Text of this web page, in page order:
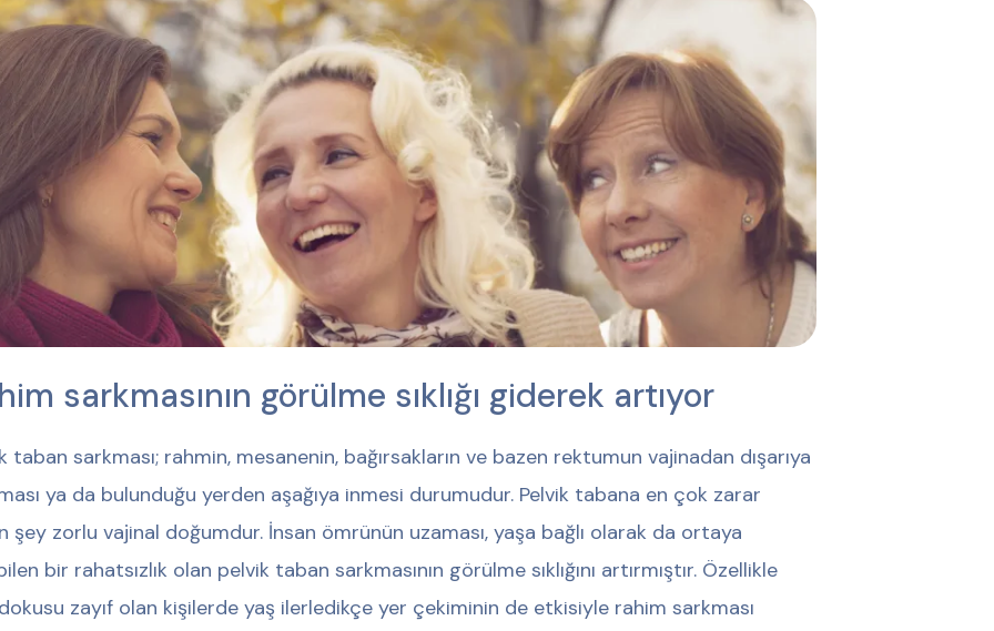
sarkmasının görülme sıklığı giderek artıyor
taban sarkması; rahmin, mesanenin, bağırsakların ve bazen rektumun vajinadan dışarıya
ya da bulunduğu yerden aşağıya inmesi durumudur. Pelvik tabana en çok zarar
şey zorlu vajinal doğumdur. İnsan ömrünün uzaması, yaşa bağlı olarak da ortaya
bir rahatsızlık olan pelvik taban sarkmasının görülme sıklığını artırmıştır. Özellikle
zayıf olan kişilerde yaş ilerledikçe yer çekiminin de etkisiyle rahim sarkması